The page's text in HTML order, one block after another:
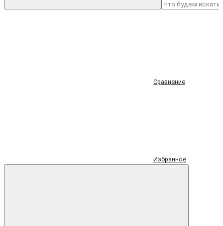
Сравнение
Избранное